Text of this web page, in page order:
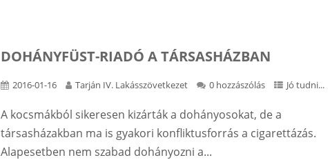
DOHÁNYFÜST-RIADÓ A TÁRSASHÁZBAN
2016-01-16 Tarján IV. Lakásszövetkezet 0 hozzászólás Jó tudni...
A kocsmákból sikeresen kizárták a dohányosokat, de a
társasházakban ma is gyakori konfliktusforrás a cigarettázás.
Alapesetben nem szabad dohányozni a...